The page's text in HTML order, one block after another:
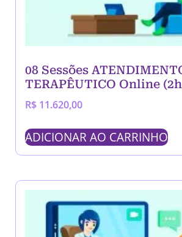
08 Sessões
TERAPÊUTICO Online
R$ 11.620,00
ADICIONAR AO CARRINHO